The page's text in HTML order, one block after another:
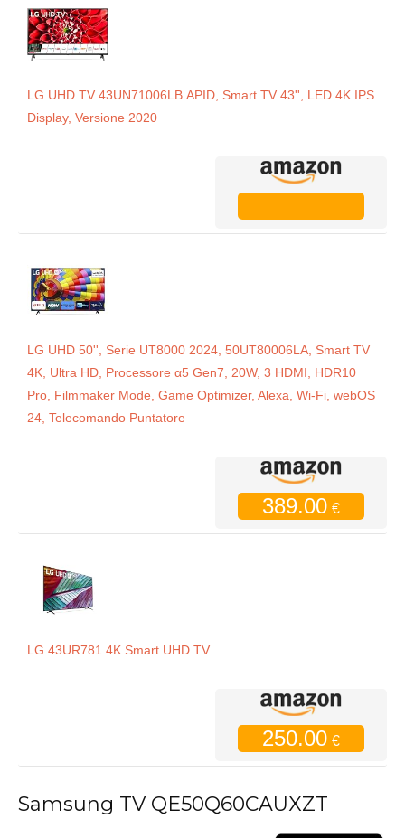
LG UHD TV 43UN71006LB.APID, Smart TV 43'', LED 4K IPS
Display, Versione 2020
LG UHD 50'', Serie UT8000 2024, 50UT80006LA, Smart TV
4K, Ultra HD, Processore α5 Gen7, 20W, 3 HDMI, HDR10
Pro, Filmmaker Mode, Game Optimizer, Alexa, Wi-Fi, webOS
24, Telecomando Puntatore
389.00 €
LG 43UR781 4K Smart UHD TV
250.00 €
Samsung TV QE50Q60CAUXZT